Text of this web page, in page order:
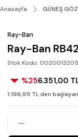
Anasayfa GÜNEŞ
Ray-Ban
Ray-Ban
Stok Kodu:
%256.351,00
1.196,95 TL den